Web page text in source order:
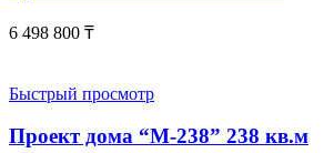
6 498 800 ₸
Быстрый просмотр
Проект дома “М-238” 238 кв.м